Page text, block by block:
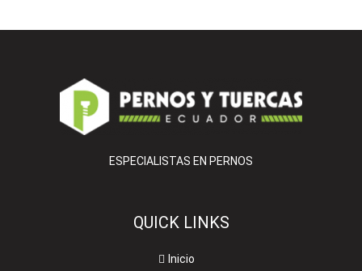
ESPECIALISTAS EN PERNOS
QUICK LINKS
Inicio